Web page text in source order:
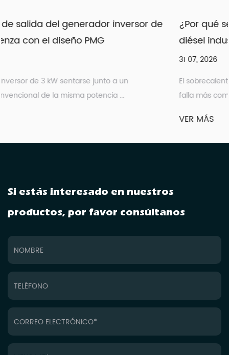
¿Por qué se sobrecalienta una bomba de
diésel industrial?
El sobrecalentamiento sigue siendo uno de los puntos de
falla más comunes reportados en los equipos de bomb...
Si estás interesado en nuestros
productos, por favor consúltanos